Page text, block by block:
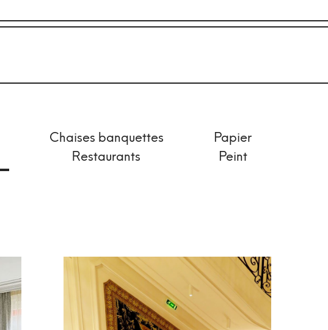
Chaises banquettes
Restaurants
Papier
Peint